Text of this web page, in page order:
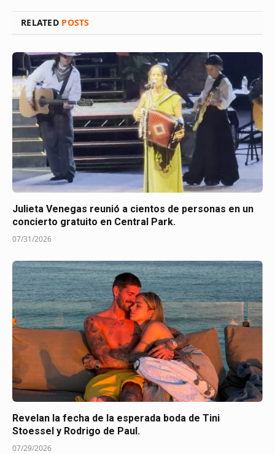
RELATED POSTS
Julieta Venegas reunió a cientos de personas en un
concierto gratuito en Central Park.
07/31/2026
Revelan la fecha de la esperada boda de Tini
Stoessel y Rodrigo de Paul.
07/29/2026